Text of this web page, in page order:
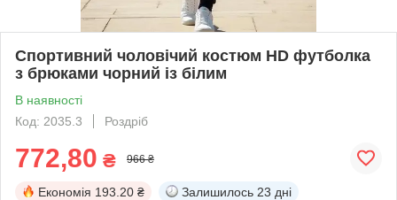
Спортивний чоловічий костюм HD футболка
з брюками чорний із білим
В наявності
Код: 2035.3
Роздріб
772,80 ₴ 966 ₴
Економія 193.20 ₴ Залишилось 23 дні